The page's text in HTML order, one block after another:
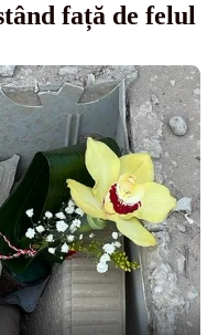
față de felul